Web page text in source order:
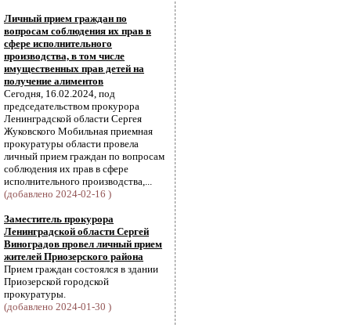
Личный прием граждан по
вопросам соблюдения их прав в
сфере исполнительного
производства, в том числе
имущественных прав детей на
получение алиментов
Сегодня, 16.02.2024, под
председательством прокурора
Ленинградской области Сергея
Жуковского Мобильная приемная
прокуратуры области провела
личный прием граждан по вопросам
соблюдения их прав в сфере
исполнительного производства,...
(добавлено 2024-02-16 )
Заместитель прокурора
Ленинградской области Сергей
Виноградов провел личный прием
жителей Приозерского района
Прием граждан состоялся в здании
Приозерской городской
прокуратуры.
(добавлено 2024-01-30 )